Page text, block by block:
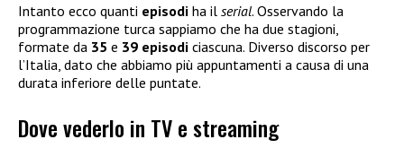
Intanto ecco quanti episodi ha il serial. Osservando la
programmazione turca sappiamo che ha due stagioni,
formate da 35 e 39 episodi ciascuna. Diverso discorso per
l’Italia, dato che abbiamo più appuntamenti a causa di una
durata inferiore delle puntate.
Dove vederlo in TV e streaming